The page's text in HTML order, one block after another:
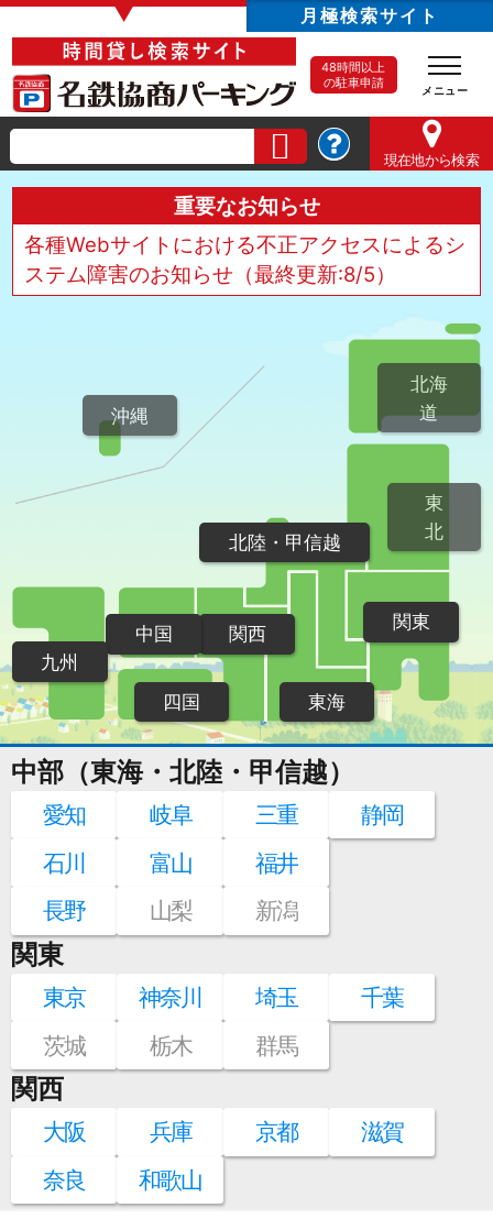
▼ 月極検索サイト
48時間以上
の駐車申請
現在地から検索
重要なお知らせ
各種Webサイトにおける不正アクセスによるシ
ステム障害のお知らせ（最終更新:8/5）
北海
道
東
北
関東
北陸・甲信越
東海
関西
中国
四国
九州
沖縄
中部（東海・北陸・甲信越）
愛知 岐阜 三重
静岡
石川
富山
福井
長野
山梨 新潟
関東
東京 神奈川 埼玉
千葉
茨城
栃木 群馬
関西
大阪 兵庫 京都
滋賀
奈良
和歌山